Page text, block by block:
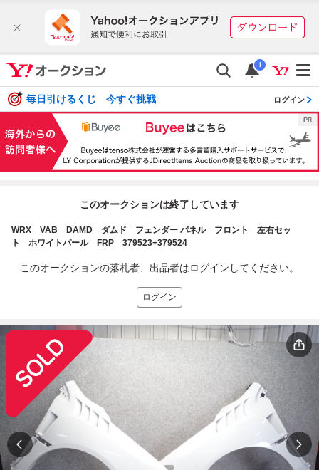
i
毎日引けるくじ 今すぐ挑戦 ログイン
このオークションは終了しています
WRX VAB DAMD ダムド フェンダー パネル フロント 左右セッ
ト ホワイトパール FRP 379523+379524
このオークションの落札者、出品者はログインしてください。
ログイン